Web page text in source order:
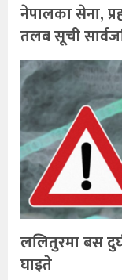
नेपालका सेना,
तलब सूची
ललितुरमा बस
घाइते